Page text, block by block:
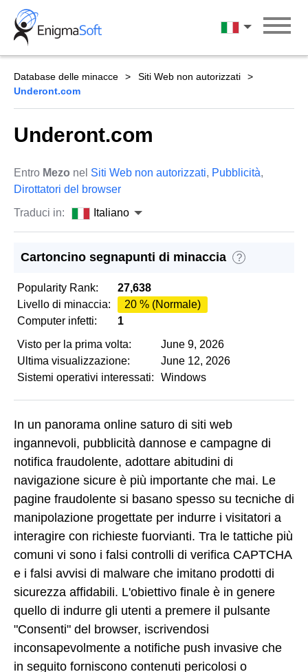
Skip
content
Italiano
Database delle minacce
Siti Web non autorizzati
Underont.com
Underont.com
Entro Mezo nel Siti Web non autorizzati, Pubblicità,
Dirottatori del browser
Traduci in:
Italiano
Cartoncino segnapunti di minaccia ?
Popularity Rank:
27,638
Livello di minaccia:
20 % (Normale)
Computer infetti:
1
Visto per la prima volta:
June 9, 2026
Ultima visualizzazione:
June 12, 2026
Sistemi operativi interessati:
Windows
In un panorama online saturo di siti web
ingannevoli, pubblicità dannose e campagne di
notifica fraudolente, adottare abitudini di
navigazione sicure è più importante che mai. Le
pagine fraudolente si basano spesso su tecniche di
manipolazione progettate per indurre i visitatori a
interagire con richieste fuorvianti. Tra le tattiche più
comuni vi sono i falsi controlli di verifica CAPTCHA
e i falsi avvisi di malware che imitano prodotti di
sicurezza affidabili. L'obiettivo finale è in genere
quello di indurre gli utenti a premere il pulsante
"Consenti" del browser, iscrivendosi
inconsapevolmente a notifiche push invasive che
in seguito forniscono contenuti pericolosi o